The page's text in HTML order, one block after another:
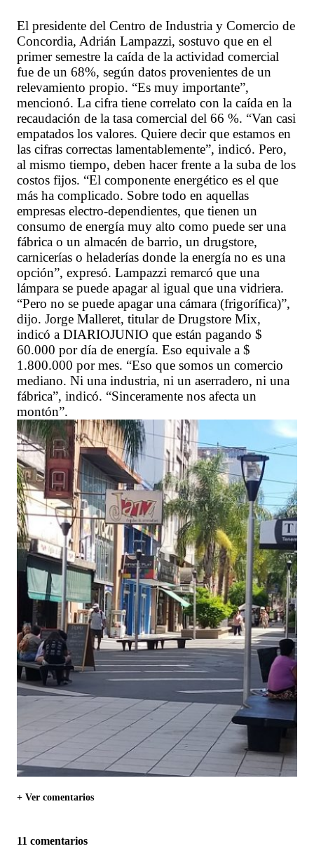
El presidente del Centro de Industria y Comercio de
Concordia, Adrián Lampazzi, sostuvo que en el
primer semestre la caída de la actividad comercial
fue de un 68%, según datos provenientes de un
relevamiento propio. “Es muy importante”,
mencionó. La cifra tiene correlato con la caída en la
recaudación de la tasa comercial del 66 %. “Van casi
empatados los valores. Quiere decir que estamos en
las cifras correctas lamentablemente”, indicó. Pero,
al mismo tiempo, deben hacer frente a la suba de los
costos fijos. “El componente energético es el que
más ha complicado. Sobre todo en aquellas
empresas electro-dependientes, que tienen un
consumo de energía muy alto como puede ser una
fábrica o un almacén de barrio, un drugstore,
carnicerías o heladerías donde la energía no es una
opción”, expresó. Lampazzi remarcó que una
lámpara se puede apagar al igual que una vidriera.
“Pero no se puede apagar una cámara (frigorífica)”,
dijo. Jorge Malleret, titular de Drugstore Mix,
indicó a DIARIOJUNIO que están pagando $
60.000 por día de energía. Eso equivale a $
1.800.000 por mes. “Eso que somos un comercio
mediano. Ni una industria, ni un aserradero, ni una
fábrica”, indicó. “Sinceramente nos afecta un
montón”.
+ Ver comentarios
11 comentarios